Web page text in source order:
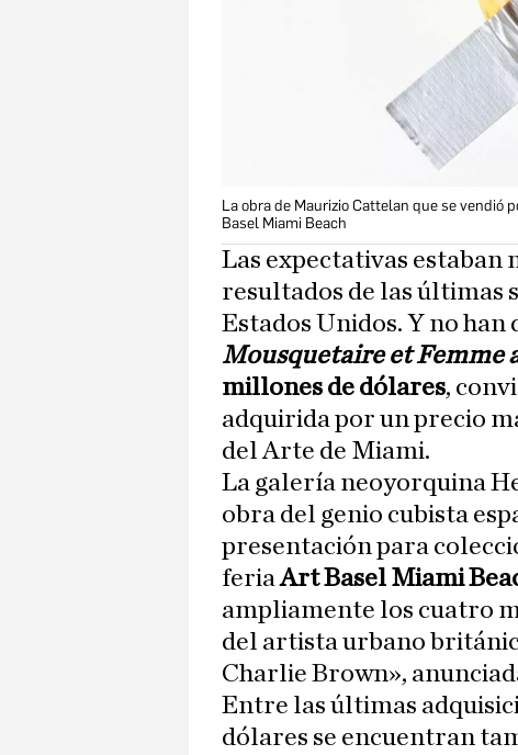
La obra de Maurizio Cattelan que se vendió
Basel Miami Beach
Las expectativas estaban
resultados de las últimas
Estados Unidos. Y no han
Mousquetaire et Femme
millones de dólares,
adquirida por un precio
del Arte de Miami.
La galería neoyorquina
obra del genio cubista
presentación para
feriaArt Basel Miami
ampliamente los cuatro
del artista urbano
Charlie Brown»,
Entre las últimas
dólares se encuentran